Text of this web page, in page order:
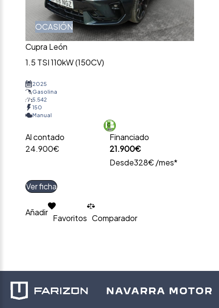
OCASIÓN
Cupra León
1.5 TSI 110kW (150CV)
2025
Gasolina
5.542
150
Manual
Al contado
24.900€
Financiado
21.900€
Desde328€ /mes*
Ver ficha
Añadir
Favoritos Comparador